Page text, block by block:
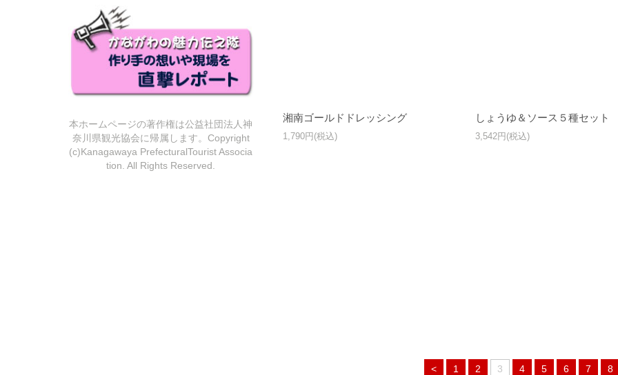
湘南ゴールドドレッシング
1,790円(税込)
しょうゆ＆ソース５種セット
3,542円(税込)
< 1 2 3 4 5 6 7 8
本ホームページの著作権は公益社団法人神
奈川県観光協会に帰属します。Copyright
(c)Kanagawaya PrefecturalTourist Associa
tion. All Rights Reserved.